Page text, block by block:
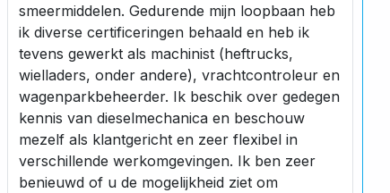
smeermiddelen. Gedurende mijn loopbaan heb
ik diverse certificeringen behaald en heb ik
tevens gewerkt als machinist (heftrucks,
wielladers, onder andere), vrachtcontroleur en
wagenparkbeheerder. Ik beschik over gedegen
kennis van dieselmechanica en beschouw
mezelf als klantgericht en zeer flexibel in
verschillende werkomgevingen. Ik ben zeer
benieuwd of u de mogelijkheid ziet om